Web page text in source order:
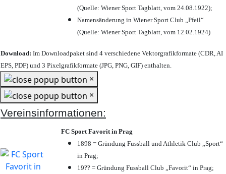
(Quelle: Wiener Sport Tagblatt, vom 24.08.1922);
Namensänderung in Wiener Sport Club „Pfeil“
(Quelle: Wiener Sport Tagblatt, vom 12.02.1924)
Download: Im Downloadpaket sind 4 verschiedene Vektorgrafikformate (CDR, AI
EPS, PDF) und 3 Pixelgrafikformate (JPG, PNG, GIF) enthalten.
×
×
Vereinsinformationen:
FC Sport Favorit in Prag
1898 = Gründung Fussball und Athletik Club „Sport“
in Prag;
19?? = Gründung Fussball Club „Favorit“ in Prag;